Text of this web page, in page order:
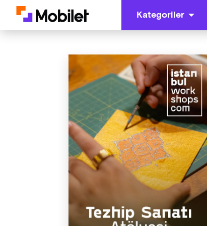
Kategoriler